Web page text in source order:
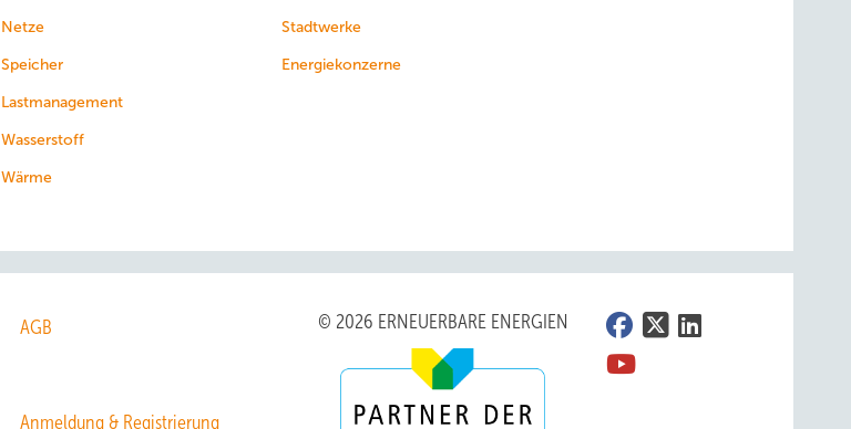
Netze
Speicher
Lastmanagement
Wasserstoff
Wärme
Stadtwerke
Energiekonzerne
AGB
Anmeldung & Registrierung
© 2026 ERNEUERBARE ENERGIEN